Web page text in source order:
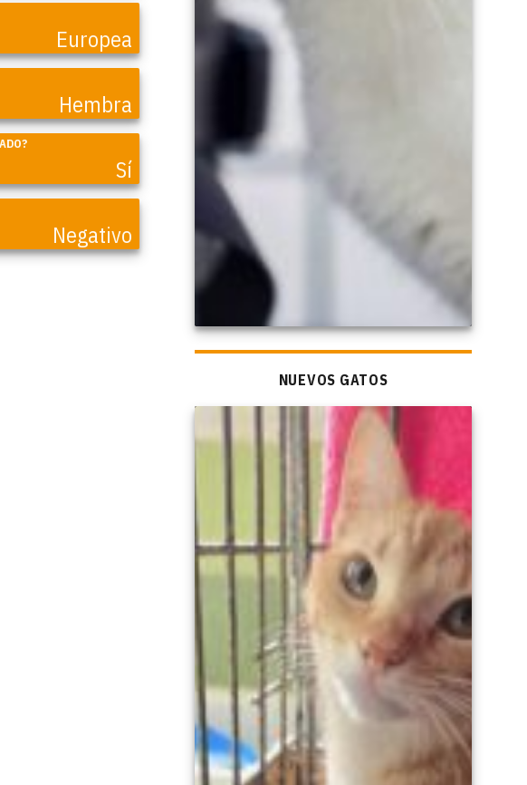
Europea
Hembra
Sí
Negativo
NUEVOS GATOS